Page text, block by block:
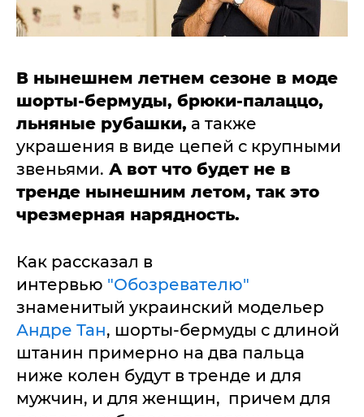
В нынешнем летнем сезоне в моде
шорты-бермуды, брюки-палаццо,
льняные рубашки, а также
украшения в виде цепей с крупными
звеньями. А вот что будет не в
тренде нынешним летом, так это
чрезмерная нарядность.
Как рассказал в
интервью "Обозревателю"
знаменитый украинский модельер
Андре Тан, шорты-бермуды с длиной
штанин примерно на два пальца
ниже колен будут в тренде и для
мужчин, и для женщин, причем для